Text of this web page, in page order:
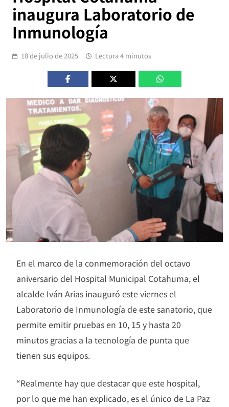
inaugura Laboratorio de
Inmunología
18 de julio de 2025 Lectura 4 minutos
En el marco de la conmemoración del octavo
aniversario del Hospital Municipal Cotahuma, el
alcalde Iván Arias inauguró este viernes el
Laboratorio de Inmunología de este sanatorio, que
permite emitir pruebas en 10, 15 y hasta 20
minutos gracias a la tecnología de punta que
tienen sus equipos.
“Realmente hay que destacar que este hospital,
por lo que me han explicado, es el único de La Paz